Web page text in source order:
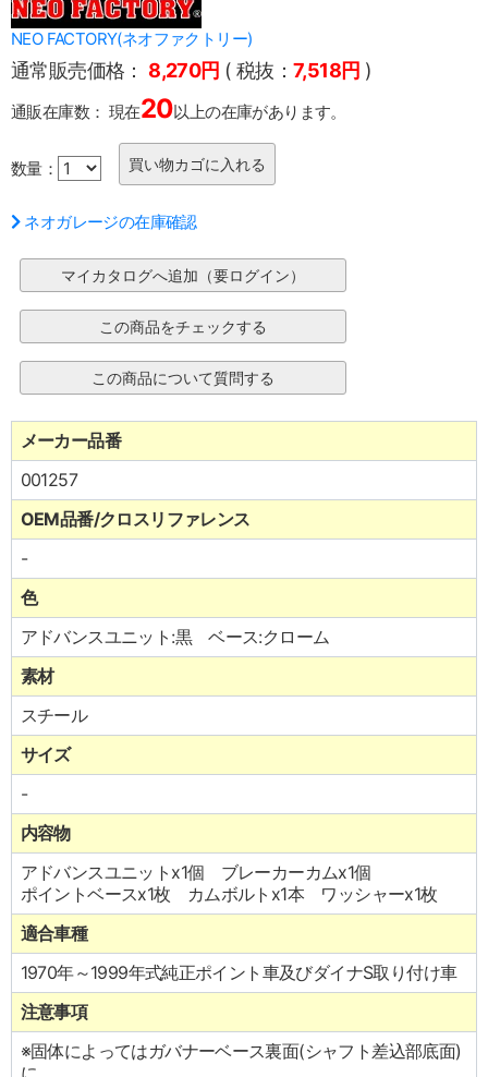
NEO FACTORY(ネオファクトリー)
通常販売価格： 8,270円 ( 税抜：7,518円 )
通販在庫数： 現在20以上の在庫があります。
数量：
ネオガレージの在庫確認
メーカー品番
001257
OEM品番/クロスリファレンス
-
色
アドバンスユニット:黒 ベース:クローム
素材
スチール
サイズ
-
内容物
アドバンスユニットx1個 ブレーカーカムx1個
ポイントベースx1枚 カムボルトx1本 ワッシャーx1枚
適合車種
1970年～1999年式純正ポイント車及びダイナS取り付け車
注意事項
※固体によってはガバナーベース裏面(シャフト差込部底面)